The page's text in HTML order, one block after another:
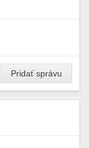
Pridať správu